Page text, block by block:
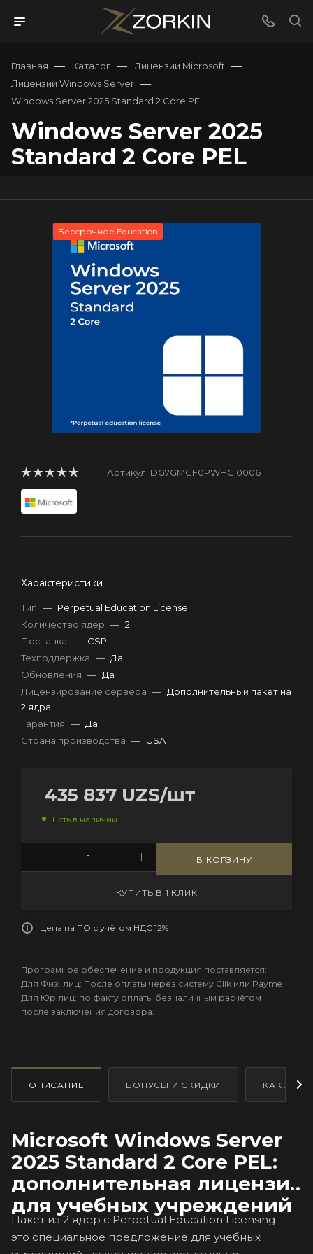
Главная — Каталог — Лицензии Microsoft —
Лицензии Windows Server —
Windows Server 2025 Standard 2 Core PEL
Windows Server 2025
Standard 2 Core PEL
Бессрочное Education
Артикул: DG7GMGF0PWHC:0006
Характеристики
Тип — Perpetual Education License
Количество ядер — 2
Поставка — CSP
Техподдержка — Да
Обновления — Да
Лицензирование сервера — Дополнительный пакет на
2 ядра
Гарантия — Да
Страна производства — USA
435 837 UZS/шт
Есть в наличии
В КОРЗИНУ
КУПИТЬ В 1 КЛИК
Цена на ПО с учётом НДС 12%
Програмное обеспечение и продукция поставляется:
Для Физ. лиц: После оплаты через систему Clik или Payme.
Для Юр.лиц: по факту оплаты безналичным расчётом
после заключения договора.
ОПИСАНИЕ БОНУСЫ И СКИДКИ КАК
Microsoft Windows Server
2025 Standard 2 Core PEL:
дополнительная лицензия
для учебных учреждений
Пакет из 2 ядер с Perpetual Education Licensing —
это специальное предложение для учебных